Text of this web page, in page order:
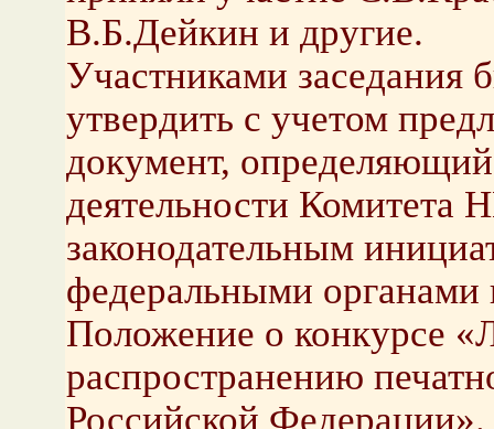
В.Б.Дейкин и другие.
Участниками заседания
утвердить с учетом
документ,
деятельности
законодательным
федеральными органами
Положение о конкурсе
распространению
Российской Федерации».